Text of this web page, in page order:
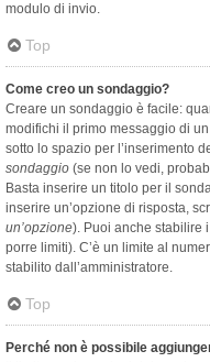
modulo di invio.
Top
Come creo un sondaggio?
Creare un sondaggio è facile:
modifichi il primo messaggio di
sotto lo spazio per l’inserimento
sondaggio (se non lo vedi,
Basta inserire un titolo per il
inserire un’opzione di risposta,
un’opzione). Puoi anche stabilire
porre limiti). C’è un limite al
stabilito dall’amministratore.
Top
Perché non è possibile